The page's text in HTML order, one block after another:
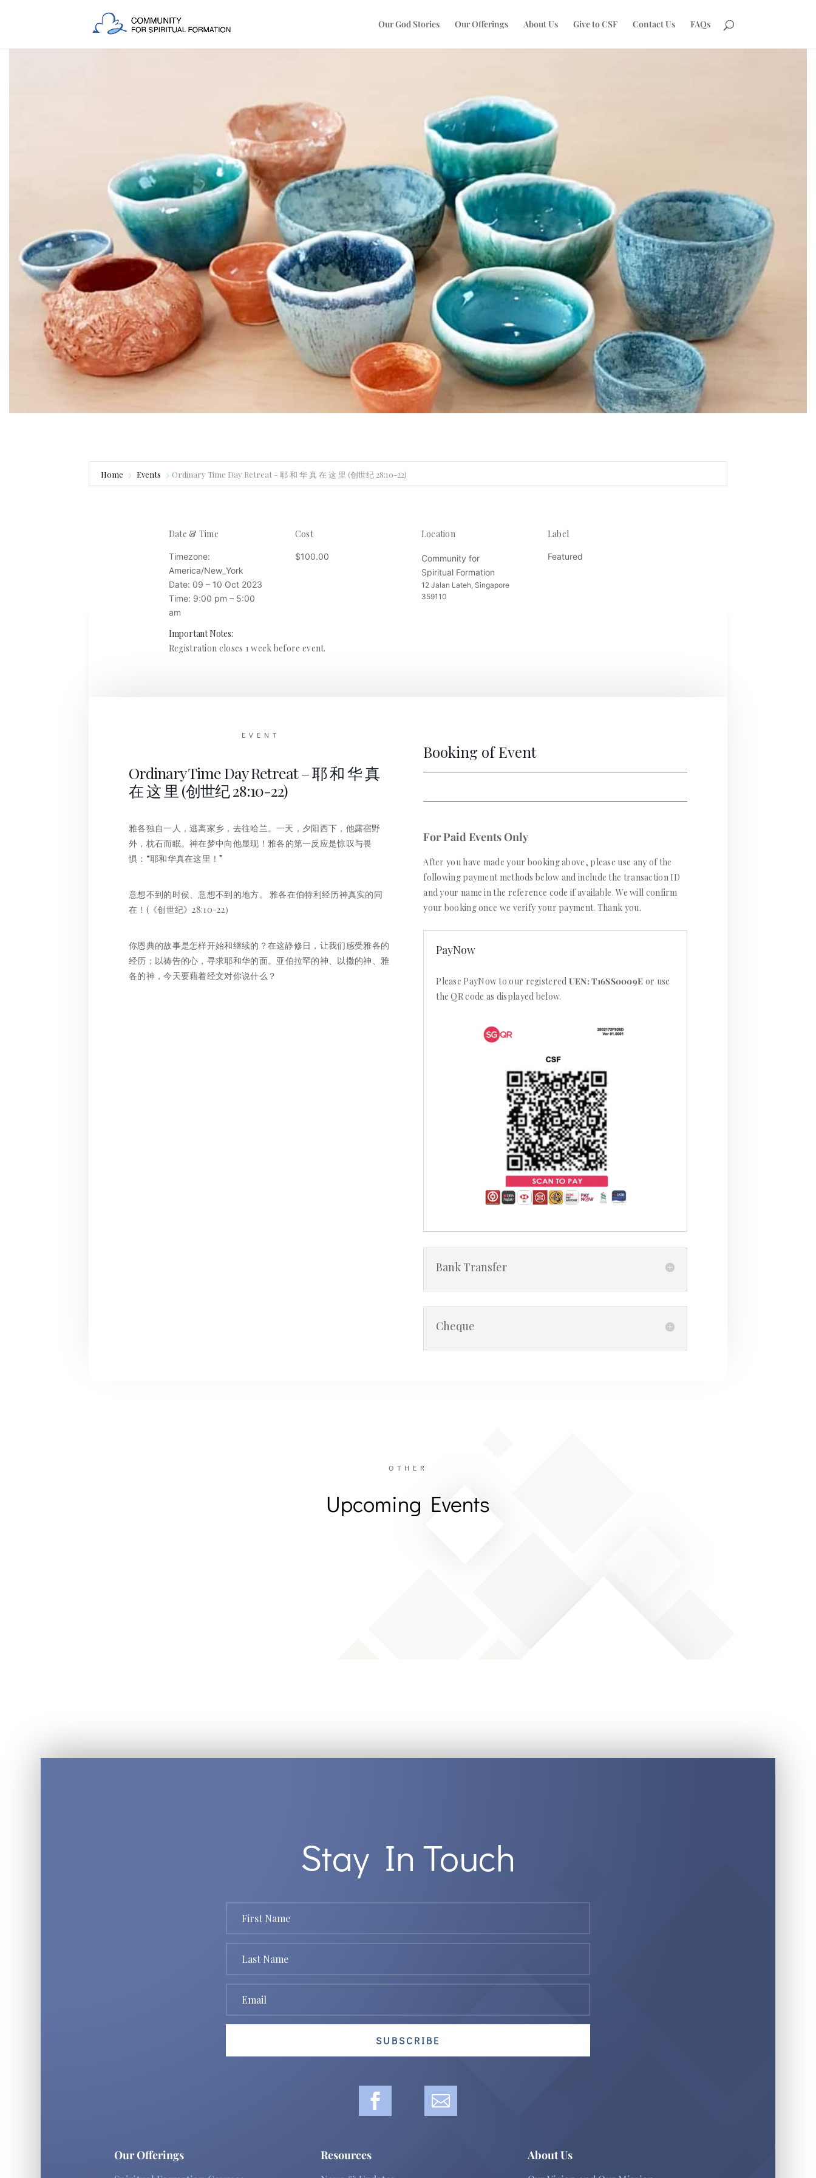
Our God Stories Our Offerings About Us Give to CSF Contact Us FAQs
Home Events Ordinary Time Day Retreat – 耶 和 华 真 在 这 里 (创世纪 28:10-22)
Date & Time
Timezone:
America/New_York
Date: 09 – 10 Oct 2023
Time: 9:00 pm – 5:00
am
Cost
$100.00
Location
Location
Community for
Spiritual Formation
12 Jalan Lateh, Singapore
359110
Label
Featured
Important Notes:
Registration closes 1 week before event.
EVENT
Ordinary Time Day Retreat – 耶 和 华 真
在 这 里 (创世纪 28:10-22)
雅各独自一人，逃离家乡，去往哈兰。一天，夕阳西下， 他露宿野
外，枕石而眠。神在梦中向他显现！ 雅各的第一反应是惊叹与畏
惧：“耶和华真在这里！”
意想不到的时侯、意想不到的地方。 雅各在伯特利经历神真实的同
在！(《创世纪》28:10-22）
你恩典的故事是怎样开始和继续的？在这静修日， 让我们感受雅各的
经历；以祷告的心，寻求耶和华的面。 亚伯拉罕的神、以撒的神、雅
各的神，今天要藉着经文对你说什么？
Booking of Event
For Paid Events Only
After you have made your booking above, please use any of the
following payment methods below and include the transaction ID
and your name in the reference code if available. We will confirm
your booking once we verify your payment. Thank you.
PayNow
Please PayNow to our registered UEN: T16SS0009E or use
the QR code as displayed below.
Bank Transfer
Cheque
OTHER
Upcoming Events
Stay In Touch
SUBSCRIBE
 
Our Offerings Resources About Us